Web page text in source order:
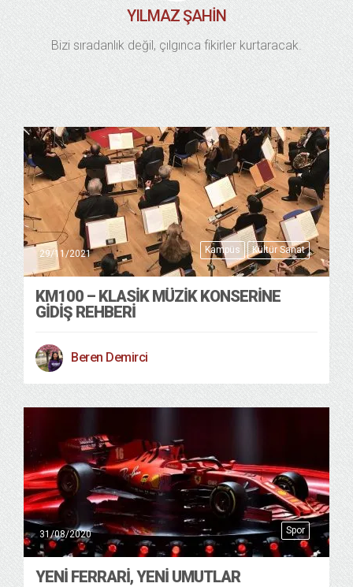
YILMAZ ŞAHIN
Bizi sıradanlık değil, çılgınca fikirler kurtaracak.
Kampüs Kültür Sanat
29/11/2021
KM100 – KLASIK MÜZIK KONSERINE
GIDIŞ REHBERI
Beren Demirci
Spor
31/08/2020
YENI FERRARI, YENI UMUTLAR